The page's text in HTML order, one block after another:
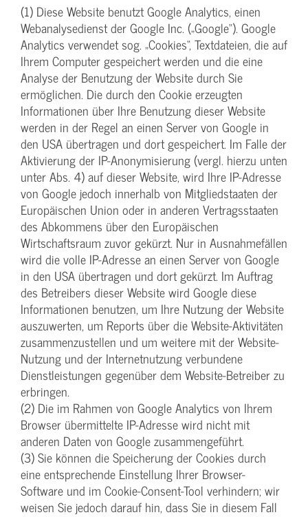
(1) Diese Website benutzt Google Analytics, einen
Webanalysedienst der Google Inc. („Google“). Google
Analytics verwendet sog. „Cookies“, Textdateien, die auf
Ihrem Computer gespeichert werden und die eine
Analyse der Benutzung der Website durch Sie
ermöglichen. Die durch den Cookie erzeugten
Informationen über Ihre Benutzung dieser Website
werden in der Regel an einen Server von Google in
den USA übertragen und dort gespeichert. Im Falle der
Aktivierung der IP-Anonymisierung (vergl. hierzu unten
unter Abs. 4) auf dieser Website, wird Ihre IP-Adresse
von Google jedoch innerhalb von Mitgliedstaaten der
Europäischen Union oder in anderen Vertragsstaaten
des Abkommens über den Europäischen
Wirtschaftsraum zuvor gekürzt. Nur in Ausnahmefällen
wird die volle IP-Adresse an einen Server von Google
in den USA übertragen und dort gekürzt. Im Auftrag
des Betreibers dieser Website wird Google diese
Informationen benutzen, um Ihre Nutzung der Website
auszuwerten, um Reports über die Website-Aktivitäten
zusammenzustellen und um weitere mit der Website-
Nutzung und der Internetnutzung verbundene
Dienstleistungen gegenüber dem Website-Betreiber zu
erbringen.
(2) Die im Rahmen von Google Analytics von Ihrem
Browser übermittelte IP-Adresse wird nicht mit
anderen Daten von Google zusammengeführt.
(3) Sie können die Speicherung der Cookies durch
eine entsprechende Einstellung Ihrer Browser-
Software und im Cookie-Consent-Tool verhindern; wir
weisen Sie jedoch darauf hin, dass Sie in diesem Fall